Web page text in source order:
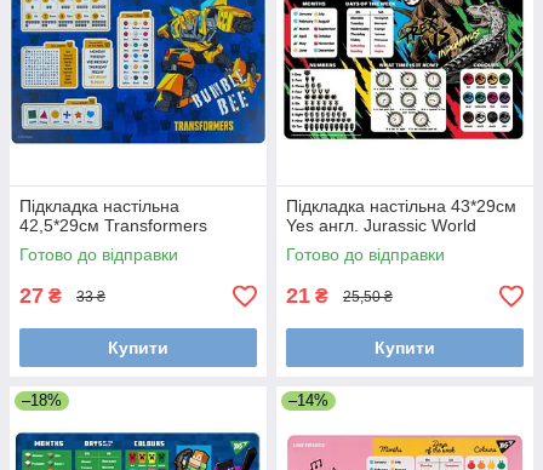
Підкладка настільна
42,5*29см Transformers
Готово до відправки
27 ₴ 33 ₴
Купити
Підкладка настільна 43*29см
Yes англ. Jurassic World
Готово до відправки
21 ₴ 25,50 ₴
Купити
–18% –14%